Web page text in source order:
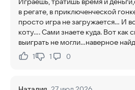
в регате, в приключенческой
просто игра не загружается... И
коту.... Сами знаете куда. Вот как
выиграть не могли...наверное
Нравится:
1Не нравится:
1 0